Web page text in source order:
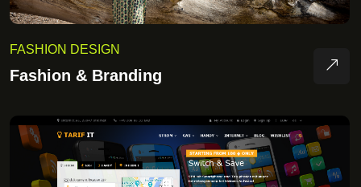
FASHION DESIGN
Fashion & Branding